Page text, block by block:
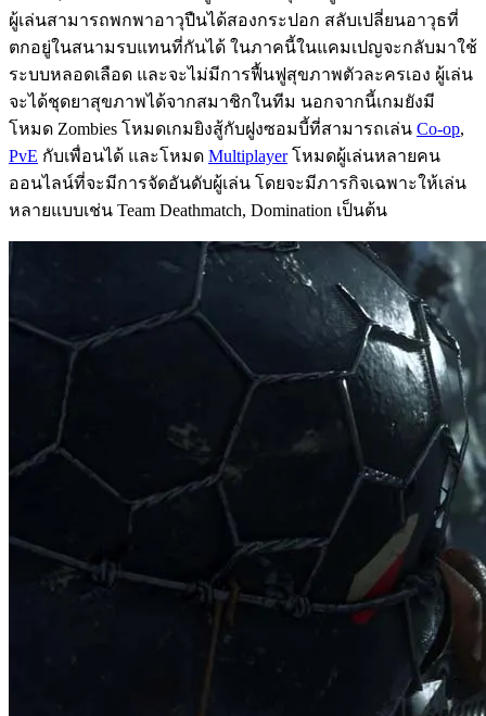
ผู้เล่นสามารถพกพาอาวุปืนได้สองกระปอก สลับเปลี่ยนอาวุธที่
ตกอยู่ในสนามรบแทนที่กันได้ ในภาคนี้ในแคมเปญจะกลับมาใช้
ระบบหลอดเลือด และจะไม่มีการฟื้นฟูสุขภาพตัวละครเอง ผู้เล่น
จะได้ชุดยาสุขภาพได้จากสมาชิกในทีม นอกจากนี้เกมยังมี
โหมด Zombies โหมดเกมยิงสู้กับฝูงซอมบี้ที่สามารถเล่น Co-op,
PvE กับเพื่อนได้ และโหมด Multiplayerโหมดผู้เล่นหลายคน
ออนไลน์ที่จะมีการจัดอันดับผู้เล่น โดยจะมีภารกิจเฉพาะให้เล่น
หลายแบบเช่น Team Deathmatch, Domination เป็นต้น